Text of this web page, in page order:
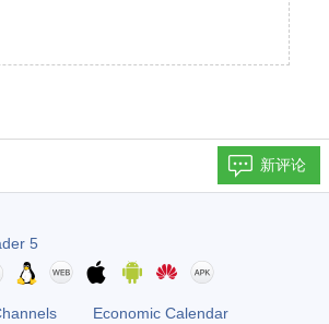
新评论
5
Economic Calendar